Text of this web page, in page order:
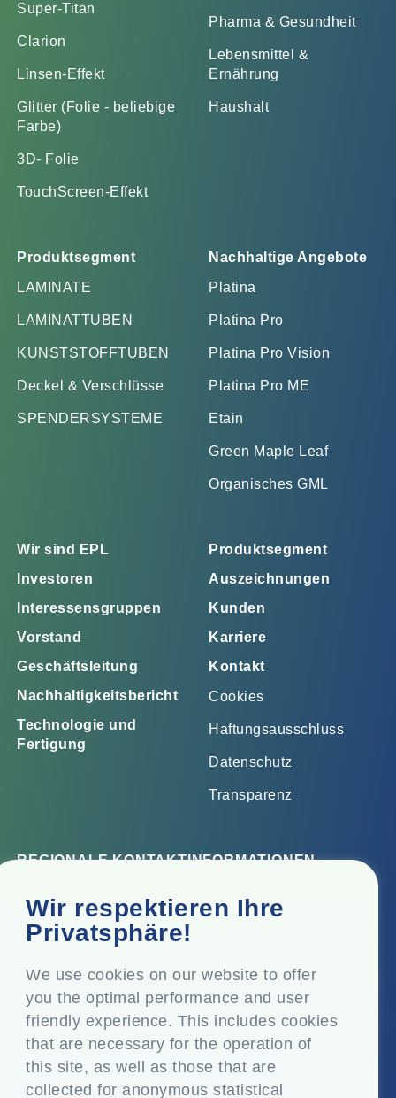
Wir respektieren Ihre
Privatsphäre!
We use cookies on our website to offer
you the optimal performance and user
friendly experience. This includes cookies
that are necessary for the operation of
this site, as well as those that are
collected for anonymous statistical
Super-Titan
Clarion
Linsen-Effekt
Glitter (Folie - beliebige
Farbe)
3D- Folie
TouchScreen-Effekt
Pharma & Gesundheit
Lebensmittel &
Ernährung
Haushalt
Produktsegment
LAMINATE
LAMINATTUBEN
KUNSTSTOFFTUBEN
Deckel & Verschlüsse
SPENDERSYSTEME
Nachhaltige Angebote
Platina
Platina Pro
Platina Pro Vision
Platina Pro ME
Etain
Green Maple Leaf
Organisches GML
Wir sind EPL
Investoren
Interessensgruppen
Vorstand
Geschäftsleitung
Nachhaltigkeitsbericht
Technologie und
Fertigung
Produktsegment
Auszeichnungen
Kunden
Karriere
Kontakt
Cookies
Haftungsausschluss
Datenschutz
Transparenz
REGIONALE KONTAKTINFORMATIONEN
Firmensitz
Top Floor, Times Tower, Kamala City, Senapati Bapat
Marg, Lower Parel, Mumbai - 400 013, Maharashtra,
Eingetragener Sitz
P.O. Vasind, Taluka Shahapur, Dist. Thane - 421 604,
Maharashtra Indien
+91-22-24819000